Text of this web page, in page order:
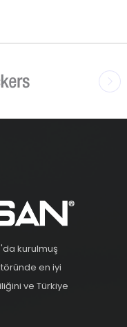
kurulmuş
en iyi
ve Türkiye